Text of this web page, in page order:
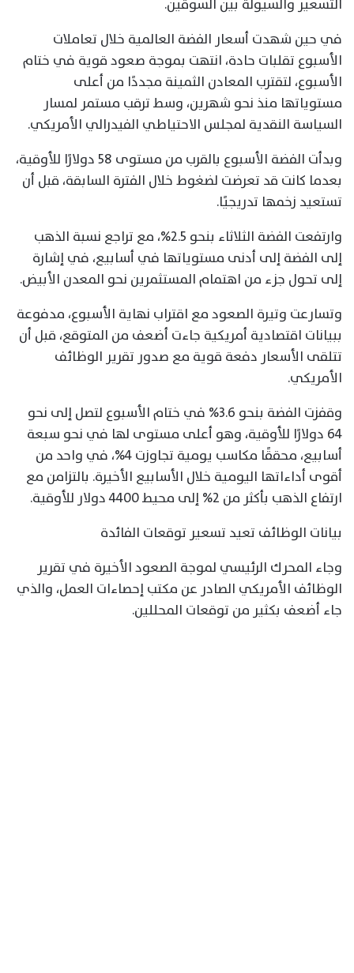
في حين شهدت أسعار الفضة العالمية خلال تعاملات
الأسبوع تقلبات حادة، انتهت بموجة صعود قوية في ختام
الأسبوع، لتقترب المعادن الثمينة مجددًا من أعلى
مستوياتها منذ نحو شهرين، وسط ترقب مستمر لمسار
السياسة النقدية لمجلس الاحتياطي الفيدرالي الأمريكي.
وبدأت الفضة الأسبوع بالقرب من مستوى 58 دولارًا للأوقية،
بعدما كانت قد تعرضت لضغوط خلال الفترة السابقة، قبل أن
تستعيد زخمها تدريجيًا.
وارتفعت الفضة الثلاثاء بنحو 2.5%، مع تراجع نسبة الذهب
إلى الفضة إلى أدنى مستوياتها في أسابيع، في إشارة
إلى تحول جزء من اهتمام المستثمرين نحو المعدن الأبيض.
وتسارعت وتيرة الصعود مع اقتراب نهاية الأسبوع، مدفوعة
ببيانات اقتصادية أمريكية جاءت أضعف من المتوقع، قبل أن
تتلقى الأسعار دفعة قوية مع صدور تقرير الوظائف
الأمريكي.
وقفزت الفضة بنحو 3.6% في ختام الأسبوع لتصل إلى نحو
64 دولارًا للأوقية، وهو أعلى مستوى لها في نحو سبعة
أسابيع، محققًا مكاسب يومية تجاوزت 4%، في واحد من
أقوى أداءاتها اليومية خلال الأسابيع الأخيرة. بالتزامن مع
ارتفاع الذهب بأكثر من 2% إلى محيط 4400 دولار للأوقية.
بيانات الوظائف تعيد تسعير توقعات الفائدة
وجاء المحرك الرئيسي لموجة الصعود الأخيرة في تقرير
الوظائف الأمريكي الصادر عن مكتب إحصاءات العمل، والذي
جاء أضعف بكثير من توقعات المحللين.